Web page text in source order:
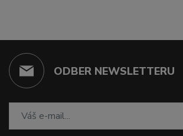
ODBER NEWSLETTERU